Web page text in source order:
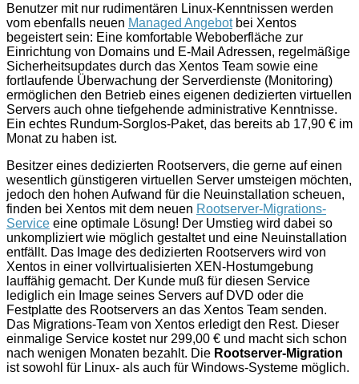
Benutzer mit nur rudimentären Linux-Kenntnissen werden
vom ebenfalls neuen Managed Angebotbei Xentos
begeistert sein: Eine komfortable Weboberfläche zur
Einrichtung von Domains und E-Mail Adressen, regelmäßige
Sicherheitsupdates durch das Xentos Team sowie eine
fortlaufende Überwachung der Serverdienste (Monitoring)
ermöglichen den Betrieb eines eigenen dedizierten virtuellen
Servers auch ohne tiefgehende administrative Kenntnisse.
Ein echtes Rundum-Sorglos-Paket, das bereits ab 17,90 € im
Monat zu haben ist.
Besitzer eines dedizierten Rootservers, die gerne auf einen
wesentlich günstigeren virtuellen Server umsteigen möchten,
jedoch den hohen Aufwand für die Neuinstallation scheuen,
finden bei Xentos mit dem neuen Rootserver-Migrations-
Service eine optimale Lösung! Der Umstieg wird dabei so
unkompliziert wie möglich gestaltet und eine Neuinstallation
entfällt. Das Image des dedizierten Rootservers wird von
Xentos in einer vollvirtualisierten XEN-Hostumgebung
lauffähig gemacht. Der Kunde muß für diesen Service
lediglich ein Image seines Servers auf DVD oder die
Festplatte des Rootservers an das Xentos Team senden.
Das Migrations-Team von Xentos erledigt den Rest. Dieser
einmalige Service kostet nur 299,00 € und macht sich schon
nach wenigen Monaten bezahlt. Die Rootserver-Migration
ist sowohl für Linux- als auch für Windows-Systeme möglich.